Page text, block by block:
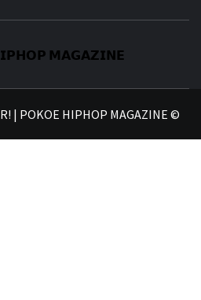
| POKOE HIPHOP MAGAZINE ©